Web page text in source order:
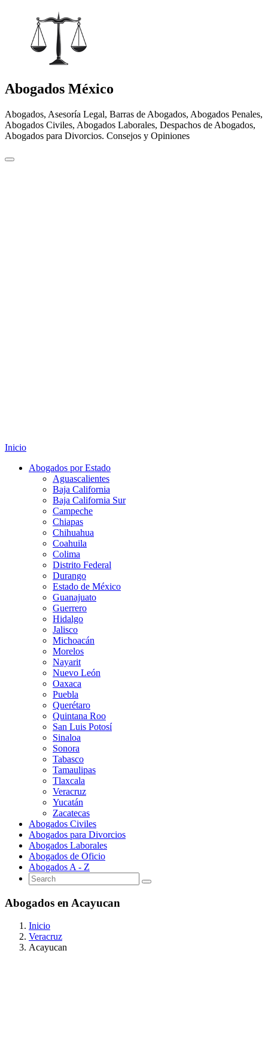
Abogados México
Abogados, Asesoría Legal, Barras de Abogados, Abogados Penales,
Abogados Civiles, Abogados Laborales, Despachos de Abogados,
Abogados para Divorcios. Consejos y Opiniones
Inicio
Abogados por Estado
Aguascalientes
Baja California
Baja California Sur
Campeche
Chiapas
Chihuahua
Coahuila
Colima
Distrito Federal
Durango
Estado de México
Guanajuato
Guerrero
Hidalgo
Jalisco
Michoacán
Morelos
Nayarit
Nuevo León
Oaxaca
Puebla
Querétaro
Quintana Roo
San Luis Potosí
Sinaloa
Sonora
Tabasco
Tamaulipas
Tlaxcala
Veracruz
Yucatán
Zacatecas
Abogados Civiles
Abogados para Divorcios
Abogados Laborales
Abogados de Oficio
Abogados A - Z
Abogados en Acayucan
Inicio
Veracruz
Acayucan